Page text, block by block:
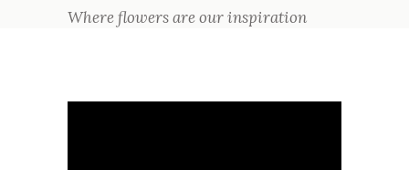
Where flowers are our inspiration